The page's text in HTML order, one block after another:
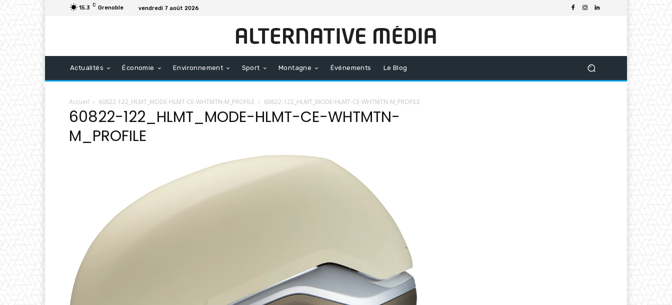
15.3 C Grenoble vendredi 7 août 2026
Actualités Économie Environnement Sport Montagne Événements Le Blog
Accueil 60822-122_HLMT_MODE-HLMT-CE-WHTMTN-M_PROFILE 60822-122_HLMT_MODE-HLMT-CE-WHTMTN-M_PROFILE
60822-122_HLMT_MODE-HLMT-CE-WHTMTN-
M_PROFILE